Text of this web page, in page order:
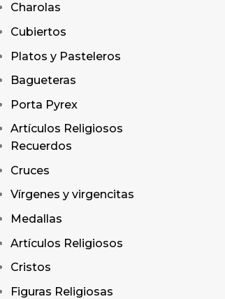
Charolas
Cubiertos
Platos y Pasteleros
Bagueteras
Porta Pyrex
Artículos Religiosos
Recuerdos
Cruces
Vírgenes y virgencitas
Medallas
Artículos Religiosos
Cristos
Figuras Religiosas